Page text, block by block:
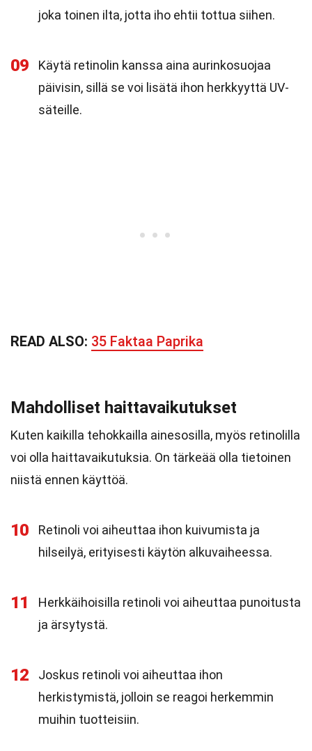
joka toinen ilta, jotta iho ehtii tottua siihen.
09
Käytä retinolin kanssa aina aurinkosuojaa
päivisin, sillä se voi lisätä ihon herkkyyttä UV-
säteille.
READ ALSO: 35 Faktaa Paprika
Mahdolliset haittavaikutukset
Kuten kaikilla tehokkailla ainesosilla, myös retinolilla
voi olla haittavaikutuksia. On tärkeää olla tietoinen
niistä ennen käyttöä.
10
Retinoli voi aiheuttaa ihon kuivumista ja
hilseilyä, erityisesti käytön alkuvaiheessa.
11
Herkkäihoisilla retinoli voi aiheuttaa punoitusta
ja ärsytystä.
12
Joskus retinoli voi aiheuttaa ihon
herkistymistä, jolloin se reagoi herkemmin
muihin tuotteisiin.